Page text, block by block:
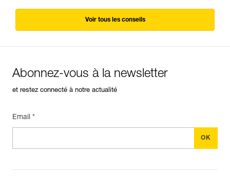
Voir tous les conseils
Abonnez-vous à la newsletter
et restez connecté à notre actualité
Email *